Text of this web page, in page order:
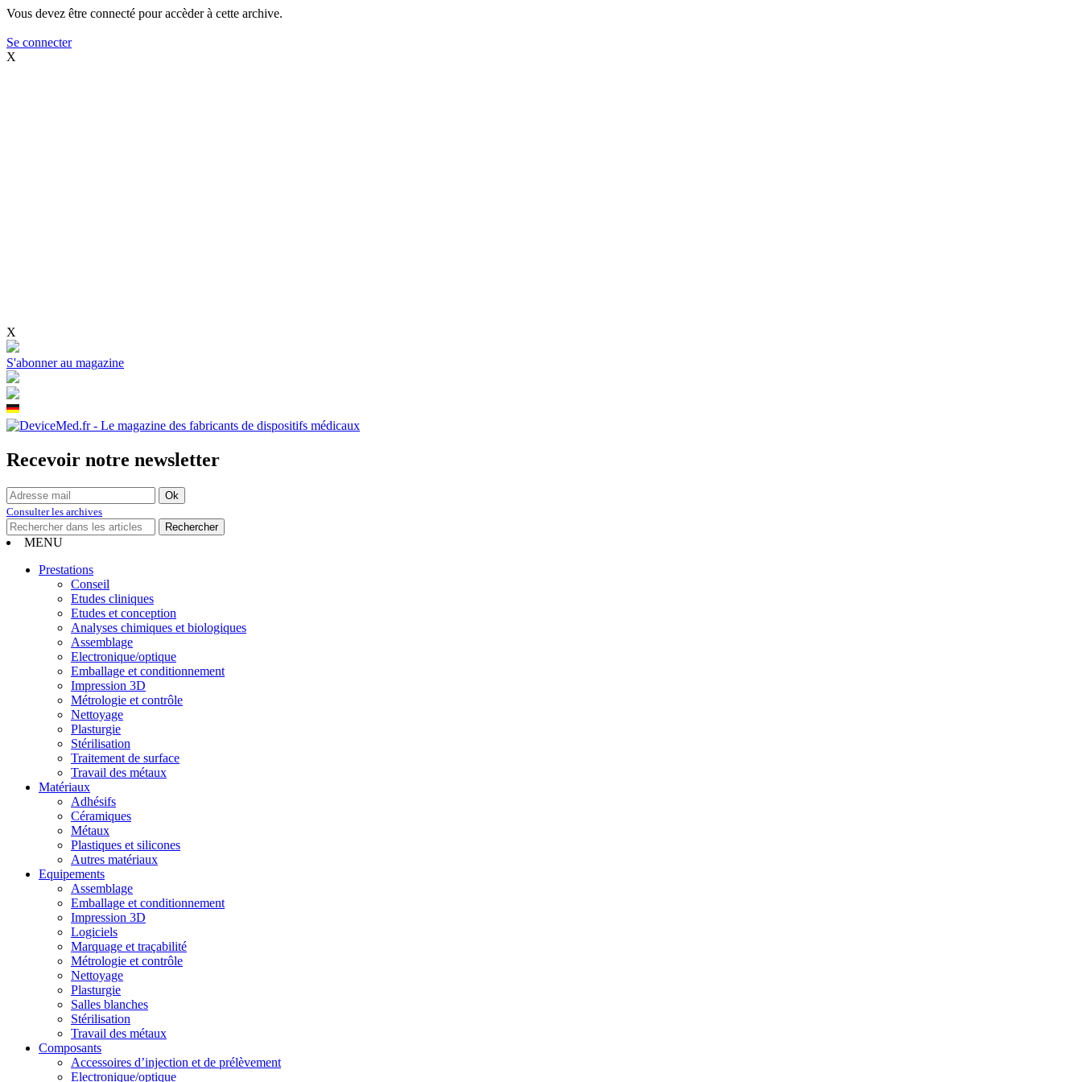
Vous devez être connecté pour accèder à cette archive.
Se connecter
X
X
S'abonner au magazine
Recevoir notre newsletter
Consulter les archives
MENU
Prestations
Conseil
Etudes cliniques
Etudes et conception
Analyses chimiques et biologiques
Assemblage
Electronique/optique
Emballage et conditionnement
Impression 3D
Métrologie et contrôle
Nettoyage
Plasturgie
Stérilisation
Traitement de surface
Travail des métaux
Matériaux
Adhésifs
Céramiques
Métaux
Plastiques et silicones
Autres matériaux
Equipements
Assemblage
Emballage et conditionnement
Impression 3D
Logiciels
Marquage et traçabilité
Métrologie et contrôle
Nettoyage
Plasturgie
Salles blanches
Stérilisation
Travail des métaux
Composants
Accessoires d’injection et de prélèvement
Electronique/optique